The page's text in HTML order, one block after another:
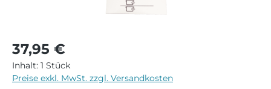
Regulärer Preis:
37,95 €
Inhalt: 1 Stück
Preise exkl. MwSt. zzgl. Versandkosten